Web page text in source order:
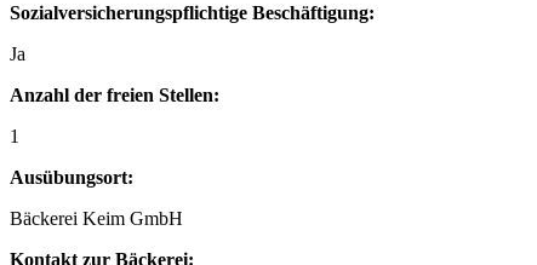
Sozialversicherungspflichtige Beschäftigung:
Ja
Anzahl der freien Stellen:
1
Ausübungsort:
Bäckerei Keim GmbH
Kontakt zur Bäckerei: